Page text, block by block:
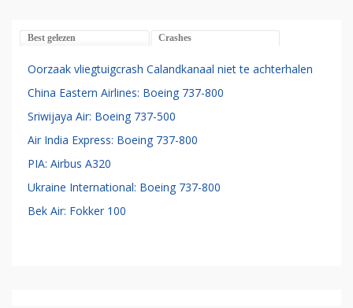
Best gelezen Crashes
Oorzaak vliegtuigcrash Calandkanaal niet te achterhalen
China Eastern Airlines: Boeing 737-800
Sriwijaya Air: Boeing 737-500
Air India Express: Boeing 737-800
PIA: Airbus A320
Ukraine International: Boeing 737-800
Bek Air: Fokker 100